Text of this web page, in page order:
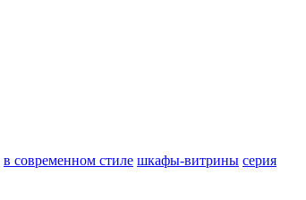
в современном стиле шкафы-витрины серия